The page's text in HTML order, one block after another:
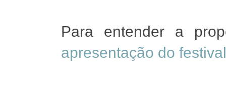
Para entender a
apresentação do festival